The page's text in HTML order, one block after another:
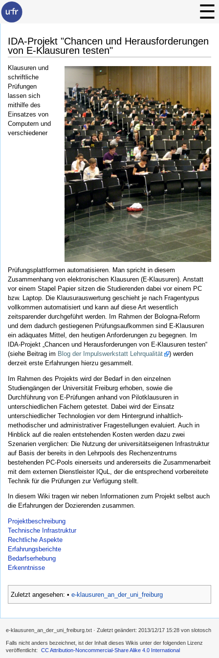
IDA-Projekt "Chancen und Herausforderungen
von E-Klausuren testen"
Klausuren und
schriftliche
Prüfungen
lassen sich
mithilfe des
Einsatzes von
Computern und
verschiedener
Prüfungsplattformen automatisieren. Man spricht in diesem
Zusammenhang von elektronischen Klausuren (E-Klausuren). Anstatt
vor einem Stapel Papier sitzen die Studierenden dabei vor einem PC
bzw. Laptop. Die Klausurauswertung geschieht je nach Fragentypus
vollkommen automatisiert und kann auf diese Art wesentlich
zeitsparender durchgeführt werden. Im Rahmen der Bologna-Reform
und dem dadurch gestiegenen Prüfungsaufkommen sind E-Klausuren
ein adäquates Mittel, den heutigen Anforderungen zu begegnen. Im
IDA-Projekt „Chancen und Herausforderungen von E-Klausuren testen“
(siehe Beitrag im Blog der Impulswerkstatt Lehrqualität
) werden
derzeit erste Erfahrungen hierzu gesammelt.
Im Rahmen des Projekts wird der Bedarf in den einzelnen
Studiengängen der Universität Freiburg erhoben, sowie die
Durchführung von E-Prüfungen anhand von Pilotklausuren in
unterschiedlichen Fächern getestet. Dabei wird der Einsatz
unterschiedlicher Technologien vor dem Hintergrund inhaltlich-
methodischer und administrativer Fragestellungen evaluiert. Auch in
Hinblick auf die realen entstehenden Kosten werden dazu zwei
Szenarien verglichen: Die Nutzung der universitätseigenen Infrastruktur
auf Basis der bereits in den Lehrpools des Rechenzentrums
bestehenden PC-Pools einerseits und andererseits die Zusammenarbeit
mit dem externen Dienstleister IQuL, der die entsprechend vorbereitete
Technik für die Prüfungen zur Verfügung stellt.
In diesem Wiki tragen wir neben Informationen zum Projekt selbst auch
die Erfahrungen der Dozierenden zusammen.
Projektbeschreibung
Technische Infrastruktur
Rechtliche Aspekte
Erfahrungsberichte
Bedarfserhebung
Erkenntnisse
Zuletzt angesehen: • e-klausuren_an_der_uni_freiburg
e-klausuren_an_der_uni_freiburg.txt · Zuletzt geändert: 2013/12/17 15:28 von slotosch
Falls nicht anders bezeichnet, ist der Inhalt dieses Wikis unter der folgenden Lizenz
veröffentlicht:
CC Attribution-Noncommercial-Share Alike 4.0 International